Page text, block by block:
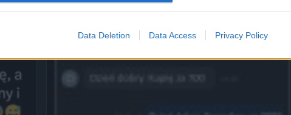
Data Deletion Data Access Privacy Policy